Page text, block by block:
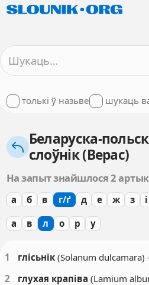
толькі ў назьве шукаць
Беларуска-
слоўнік (Верас)
На запыт знайшлося 2
а б в г/ґ д е ж з і
а в л о р у
1 глісьнік (Solanum
2
глухая крапіва (Lamium